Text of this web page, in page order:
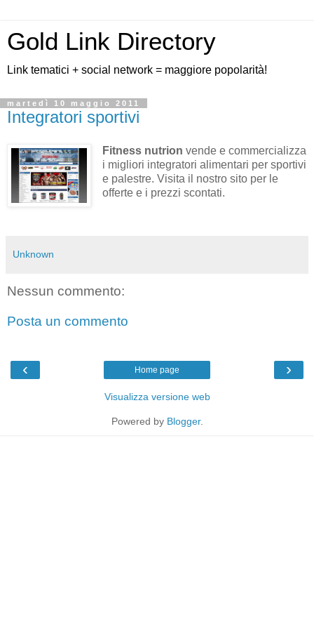
Gold Link Directory
Link tematici + social network = maggiore popolarità!
martedì 10 maggio 2011
Integratori sportivi
Fitness nutrion vende e commercializza
i migliori integratori alimentari per sportivi
e palestre. Visita il nostro sito per le
offerte e i prezzi scontati.
Unknown
Nessun commento:
Posta un commento
‹ ›
Home page
Visualizza versione web
Powered by Blogger.